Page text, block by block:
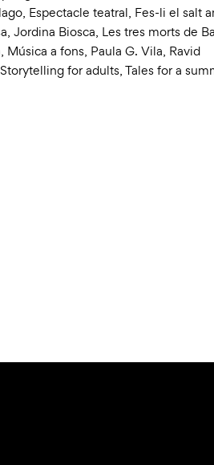
, Espectacle teatral, Fes-li el salt
, Jordina Biosca, Les tres morts de
, Música a fons, Paula G. Vila, Ravid
Storytelling for adults,Tales for a